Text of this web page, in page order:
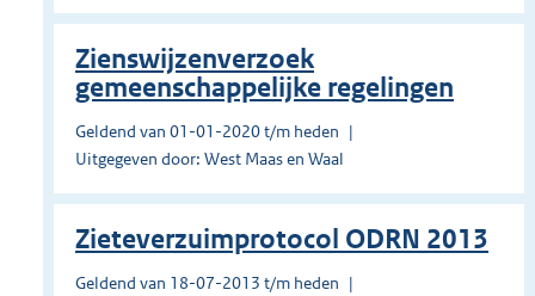
Zienswijzenverzoek
gemeenschappelijke regelingen
Geldend van 01-01-2020 t/m heden
Uitgegeven door: West Maas en Waal
Zieteverzuimprotocol ODRN 2013
Geldend van 18-07-2013 t/m heden